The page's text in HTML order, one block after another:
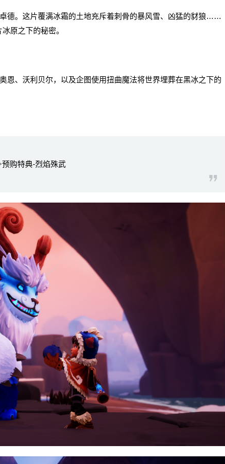
。这片覆满冰霜的土地充斥着刺骨的暴风雪、凶猛的豺狼……
原之下的秘密。
、沃利贝尔，以及企图使用扭曲魔法将世界埋葬在黑冰之下的
购特典-烈焰殊武